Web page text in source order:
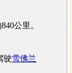
公里。
驶雪佛兰